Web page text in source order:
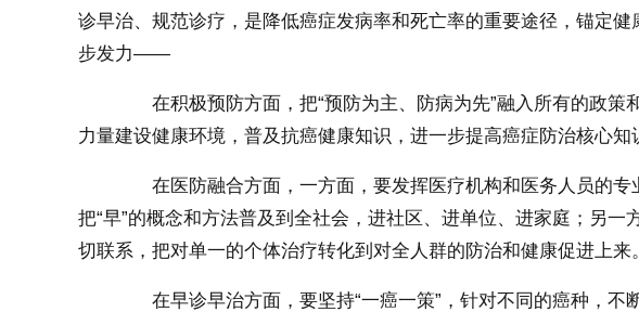
诊早治、规范诊疗，是降低癌症发病率和死亡率的重要途径，锚定
步发力——
在积极预防方面，把“预防为主、防病为先”融入所有的政策
力量建设健康环境，普及抗癌健康知识，进一步提高癌症防治核心知
在医防融合方面，一方面，要发挥医疗机构和医务人员的专
把“早”的概念和方法普及到全社会，进社区、进单位、进家庭；另
切联系，把对单一的个体治疗转化到对全人群的防治和健康促进上来。
在早诊早治方面，要坚持“一癌一策”，针对不同的癌种，不